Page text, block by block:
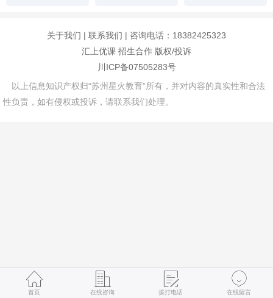
关于我们 | 联系我们 | 咨询电话：18382425323
汇上优课 招生合作 版权/投诉
川ICP备07505283号
以上信息知识产权归“苏州星火教育”所有，并对内容的真实性和合法
性负责，如有侵权或投诉，请联系我们处理。
首页 在线咨询 拨打电话 在线留言